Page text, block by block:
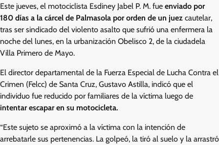
Este jueves, el motociclista Esdiney Jabel P. M. fue enviado por
180 días a la cárcel de Palmasola por orden de un juez cautelar,
tras ser sindicado del violento asalto que sufrió una enfermera la
noche del lunes, en la urbanización Obelisco 2, de la ciudadela
Villa Primero de Mayo.
El director departamental de la Fuerza Especial de Lucha Contra el
Crimen (Felcc) de Santa Cruz, Gustavo Astilla, indicó que el
individuo fue reducido por familiares de la víctima luego de
intentar escapar en su motocicleta.
“Este sujeto se aproximó a la víctima con la intención de
arrebatarle sus pertenencias. La golpeó, la tiró al suelo y la arrastró